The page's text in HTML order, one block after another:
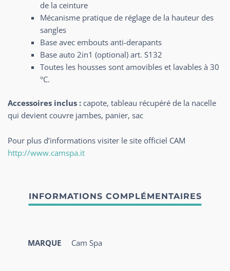
de la ceinture
Mécanisme pratique de réglage de la hauteur des
sangles
Base avec embouts anti-derapants
Base auto 2in1 (optional) art. S132
Toutes les housses sont amovibles et lavables à 30
°C.
Accessoires inclus : capote, tableau récupéré de la nacelle
qui devient couvre jambes, panier, sac
Pour plus d’informations visiter le site officiel CAM
http://www.camspa.it
MARQUE Cam Spa